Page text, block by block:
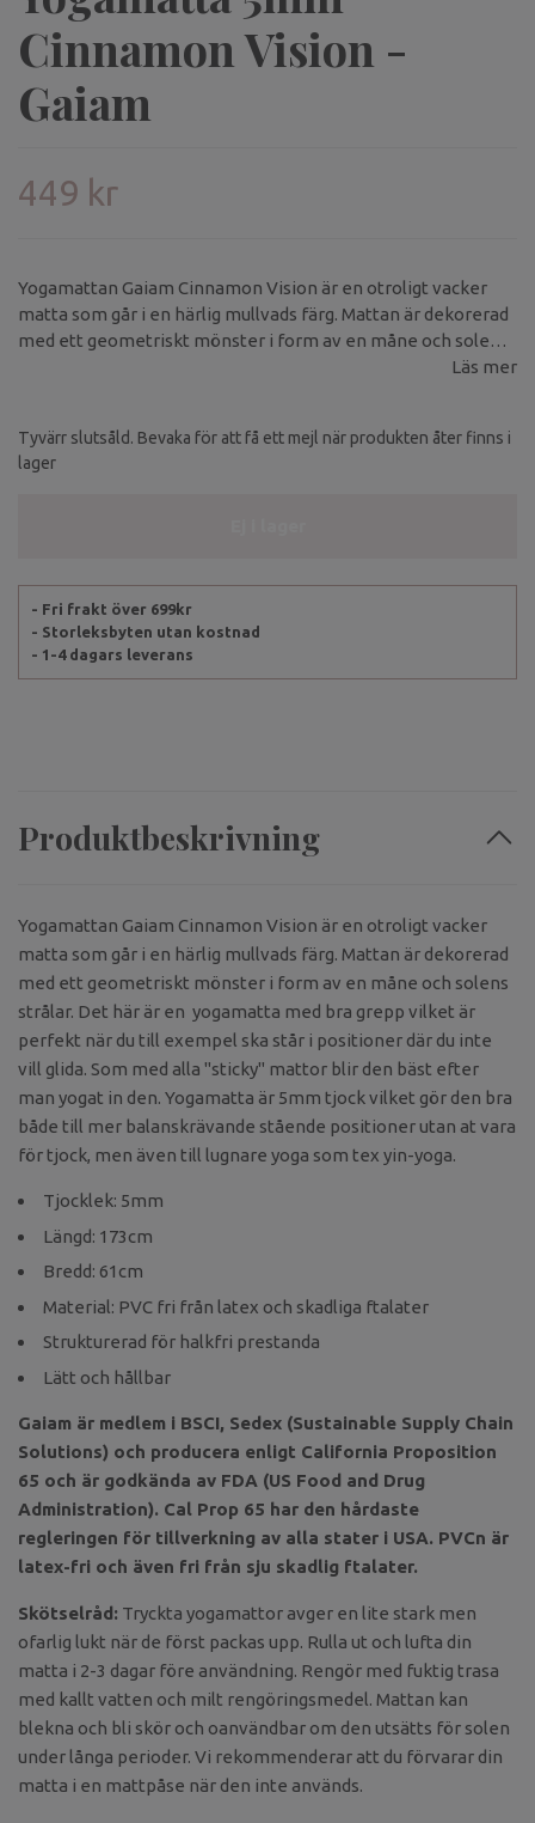
Cinnamon Vision -
Gaiam
449 kr
Yogamattan Gaiam Cinnamon Vision är en otroligt vacker
matta som går i en härlig mullvads färg. Mattan är dekorerad
med ett geometriskt mönster i form av en måne och solens
Läs mer
Tyvärr slutsåld. Bevaka för att få ett mejl när produkten åter finns i
lager
- Fri frakt över 699kr
- Storleksbyten utan kostnad
- 1-4 dagars leverans
Produktbeskrivning
Yogamattan Gaiam Cinnamon Vision är en otroligt vacker
matta som går i en härlig mullvads färg. Mattan är dekorerad
med ett geometriskt mönster i form av en måne och solens
strålar. Det här är en yogamatta med bra grepp vilket är
perfekt när du till exempel ska står i positioner där du inte
vill glida. Som med alla "sticky" mattor blir den bäst efter
man yogat in den. Yogamatta är 5mm tjock vilket gör den bra
både till mer balanskrävande stående positioner utan at vara
för tjock, men även till lugnare yoga som tex yin-yoga.
Tjocklek: 5mm
Längd: 173cm
Bredd: 61cm
Material: PVC fri från latex och skadliga ftalater
Strukturerad för halkfri prestanda
Lätt och hållbar
Gaiam är medlem i BSCI, Sedex (Sustainable Supply Chain
Solutions) och producera enligt California Proposition
65 och är godkända av FDA (US Food and Drug
Administration). Cal Prop 65 har den hårdaste
regleringen för tillverkning av alla stater i USA. PVCn är
latex-fri och även fri från sju skadlig ftalater.
Skötselråd: Tryckta yogamattor avger en lite stark men
ofarlig lukt när de först packas upp. Rulla ut och lufta din
matta i 2-3 dagar före användning. Rengör med fuktig trasa
med kallt vatten och milt rengöringsmedel. Mattan kan
blekna och bli skör och oanvändbar om den utsätts för solen
under långa perioder. Vi rekommenderar att du förvarar din
matta i en mattpåse när den inte används.